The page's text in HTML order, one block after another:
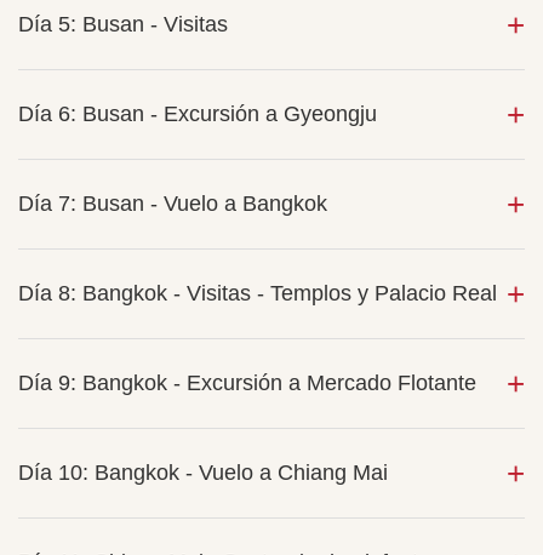
Día 5: Busan - Visitas
Día 6: Busan - Excursión a Gyeongju
Día 7: Busan - Vuelo a Bangkok
Día 8: Bangkok - Visitas - Templos y Palacio Real
Día 9: Bangkok - Excursión a Mercado Flotante
Día 10: Bangkok - Vuelo a Chiang Mai